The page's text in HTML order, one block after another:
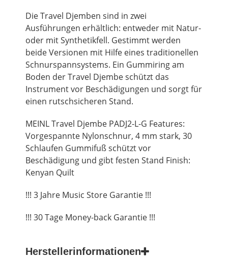
Die Travel Djemben sind in zwei
Ausführungen erhältlich: entweder mit Natur-
oder mit Synthetikfell. Gestimmt werden
beide Versionen mit Hilfe eines traditionellen
Schnurspannsystems. Ein Gummiring am
Boden der Travel Djembe schützt das
Instrument vor Beschädigungen und sorgt für
einen rutschsicheren Stand.
MEINL Travel Djembe PADJ2-L-G Features:
Vorgespannte Nylonschnur, 4 mm stark, 30
Schlaufen Gummifuß schützt vor
Beschädigung und gibt festen Stand Finish:
Kenyan Quilt
!!! 3 Jahre Music Store Garantie !!!
!!! 30 Tage Money-back Garantie !!!
Herstellerinformationen